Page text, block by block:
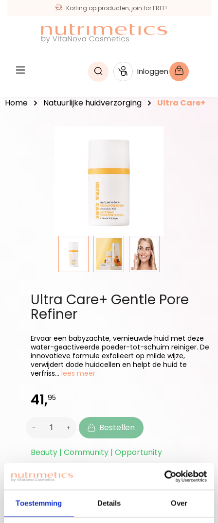
Toestemming Details Over
Korting op producten, join for FREE!
Inloggen
Home Natuurlijke huidverzorging Ultra Care+
Ultra Care+ Gentle Pore
Refiner
Ervaar een babyzachte, vernieuwde huid met deze
water-geactiveerde poeder-tot-schuim reiniger. De
innovatieve formule exfolieert op milde wijze,
verwijdert dode huidcellen en helpt de huid te
verfriss... lees meer
41,95
Bestellen
Beauty | Community | Opportunity
Join for free!
Ben je nieuwe
accounthouder?
Vergeet niet jouw